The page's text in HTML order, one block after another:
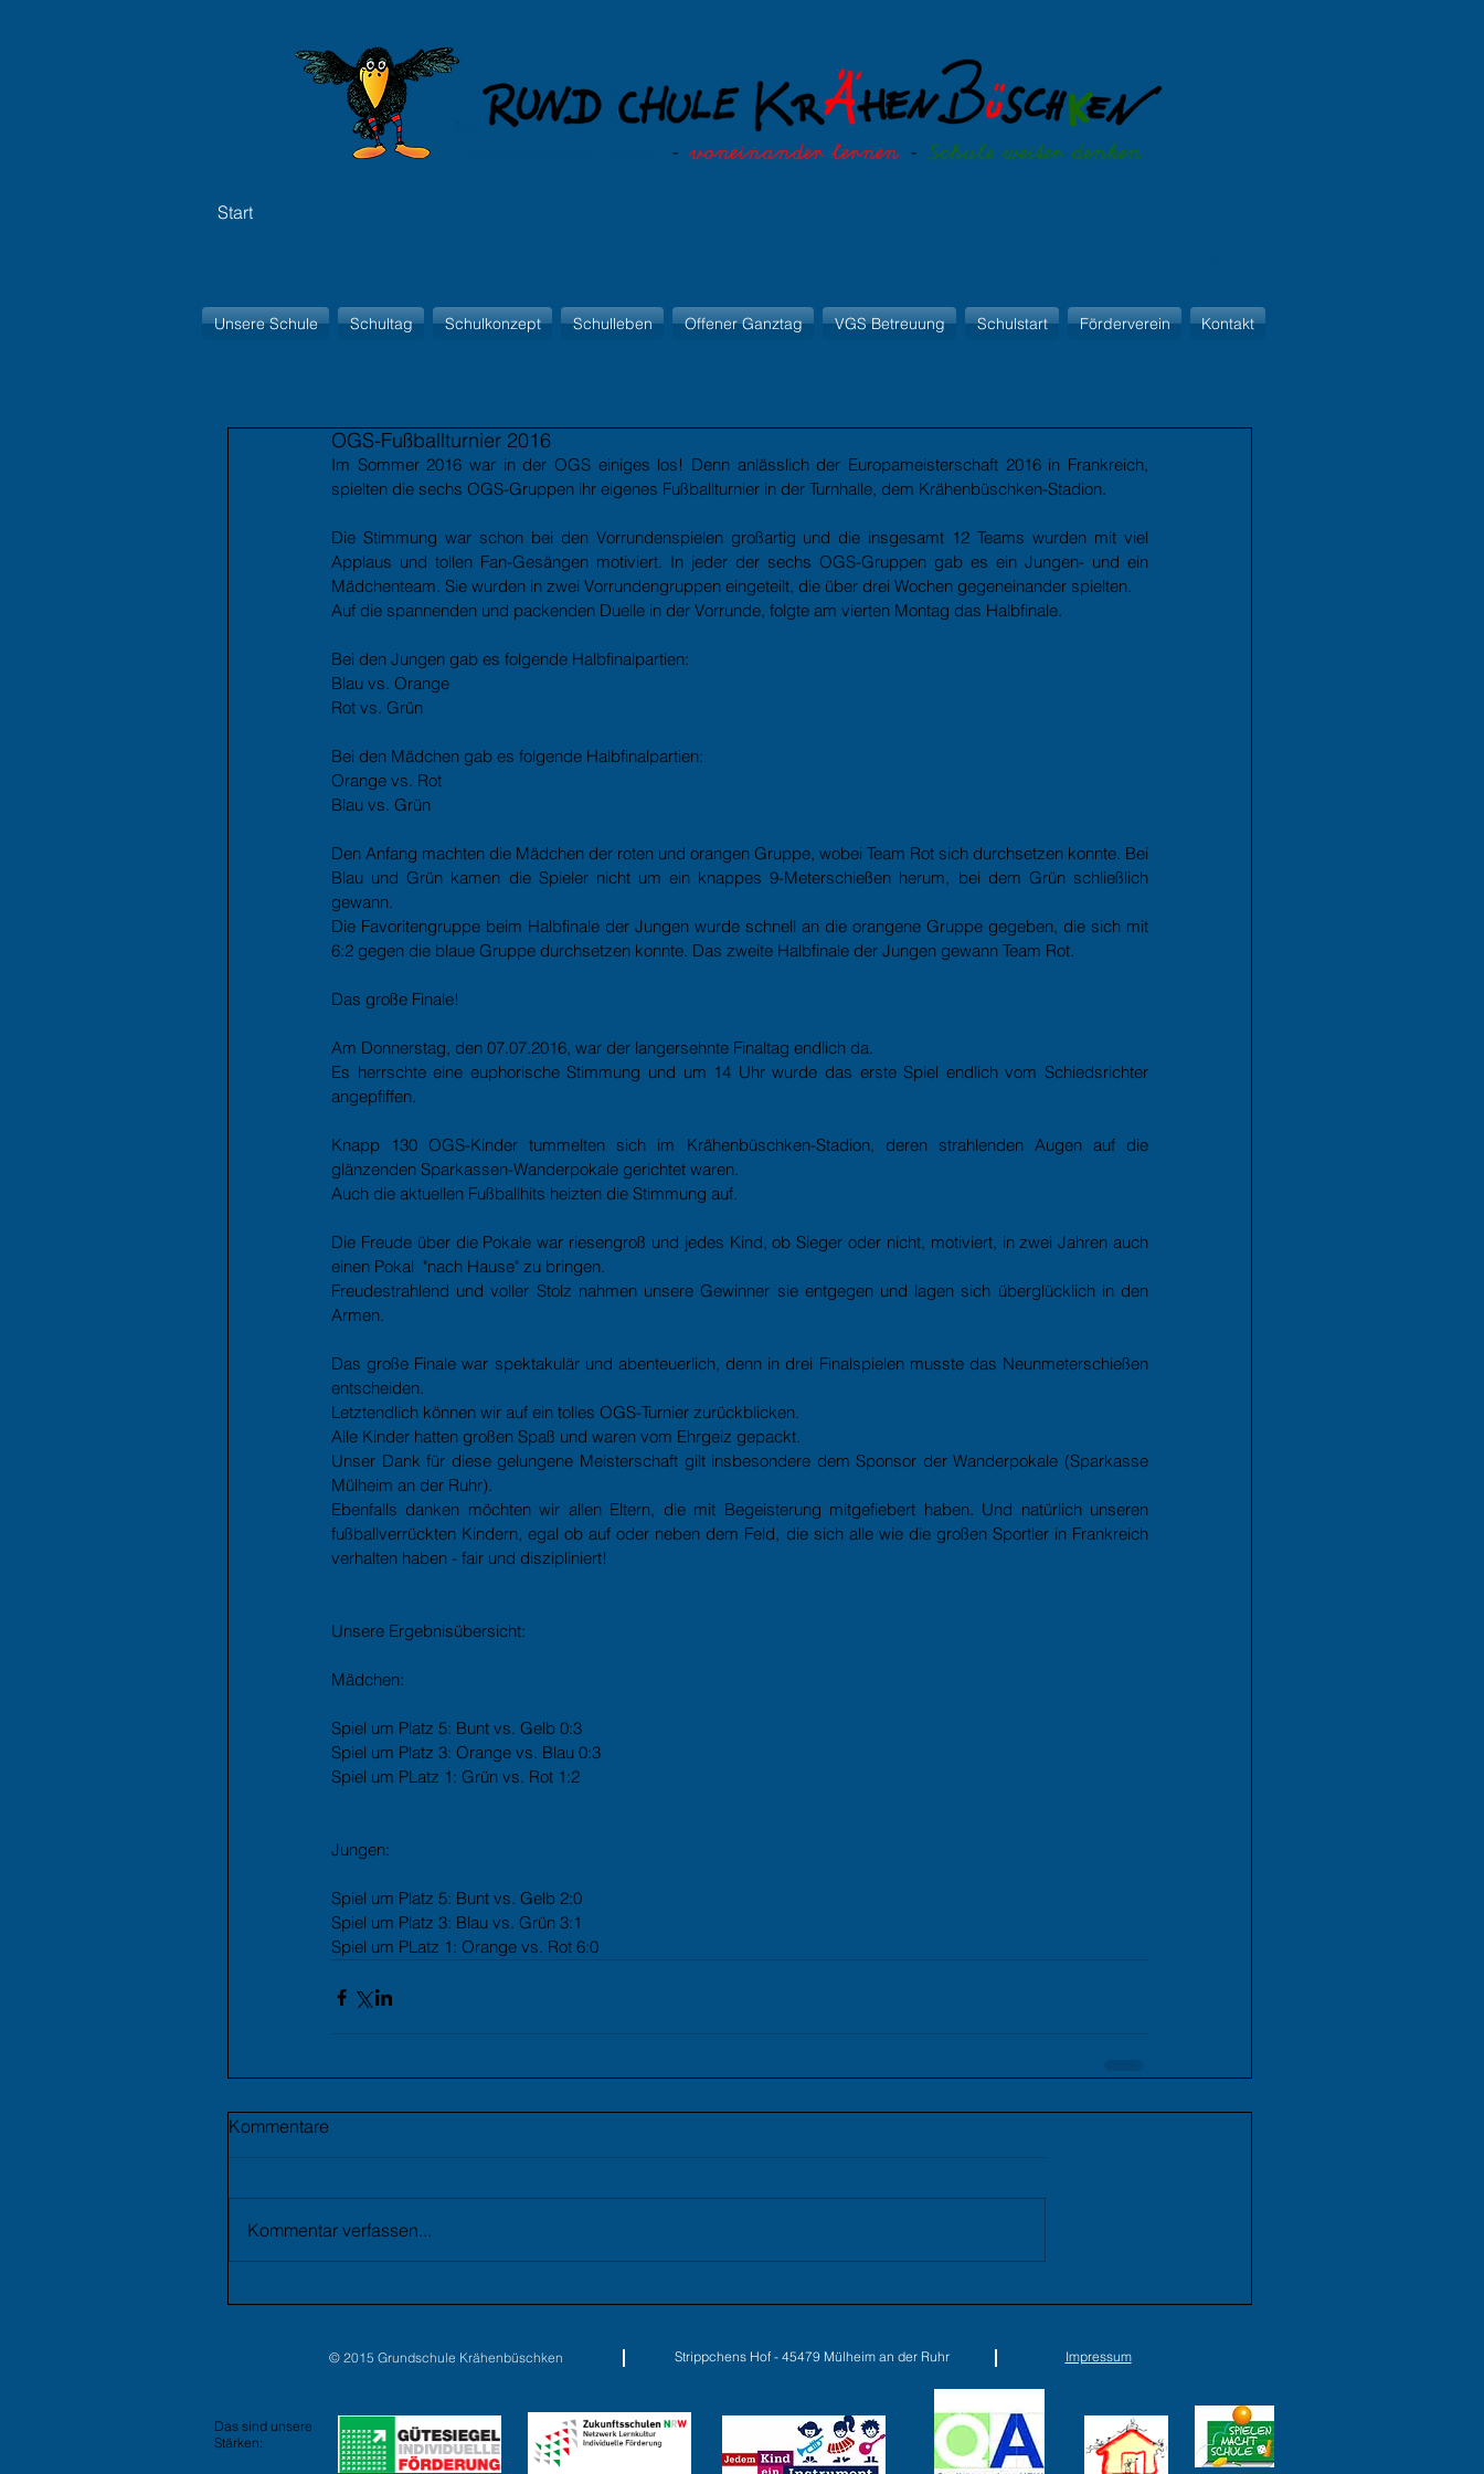
Start
Unsere Schule Schultag Schulkonzept Schulleben Offener Ganztag VGS Betreuung Schulstart Förderverein Kontakt
OGS-Fußballturnier 2016
Im Sommer 2016 war in der OGS einiges los! Denn anlässlich der Europameisterschaft 2016 in Frankreich,
spielten die sechs OGS-Gruppen ihr eigenes Fußballturnier in der Turnhalle, dem Krähenbüschken-Stadion.
Die Stimmung war schon bei den Vorrundenspielen großartig und die insgesamt 12 Teams wurden mit viel
Applaus und tollen Fan-Gesängen motiviert. In jeder der sechs OGS-Gruppen gab es ein Jungen- und ein
Mädchenteam. Sie wurden in zwei Vorrundengruppen eingeteilt, die über drei Wochen gegeneinander spielten.
Auf die spannenden und packenden Duelle in der Vorrunde, folgte am vierten Montag das Halbfinale.
Bei den Jungen gab es folgende Halbfinalpartien:
Blau vs. Orange
Rot vs. Grün
Bei den Mädchen gab es folgende Halbfinalpartien:
Orange vs. Rot
Blau vs. Grün
Den Anfang machten die Mädchen der roten und orangen Gruppe, wobei Team Rot sich durchsetzen konnte. Bei
Blau und Grün kamen die Spieler nicht um ein knappes 9-Meterschießen herum, bei dem Grün schließlich
gewann.
Die Favoritengruppe beim Halbfinale der Jungen wurde schnell an die orangene Gruppe gegeben, die sich mit
6:2 gegen die blaue Gruppe durchsetzen konnte. Das zweite Halbfinale der Jungen gewann Team Rot.
Das große Finale!
Am Donnerstag, den 07.07.2016, war der langersehnte Finaltag endlich da.
Es herrschte eine euphorische Stimmung und um 14 Uhr wurde das erste Spiel endlich vom Schiedsrichter
angepfiffen.
Knapp 130 OGS-Kinder tummelten sich im Krähenbüschken-Stadion, deren strahlenden Augen auf die
glänzenden Sparkassen-Wanderpokale gerichtet waren.
Auch die aktuellen Fußballhits heizten die Stimmung auf.
Die Freude über die Pokale war riesengroß und jedes Kind, ob Sieger oder nicht, motiviert, in zwei Jahren auch
einen Pokal  "nach Hause" zu bringen.
Freudestrahlend und voller Stolz nahmen unsere Gewinner sie entgegen und lagen sich überglücklich in den
Armen.
Das große Finale war spektakulär und abenteuerlich, denn in drei Finalspielen musste das Neunmeterschießen
entscheiden.
Letztendlich können wir auf ein tolles OGS-Turnier zurückblicken.
Alle Kinder hatten großen Spaß und waren vom Ehrgeiz gepackt.
Unser Dank für diese gelungene Meisterschaft gilt insbesondere dem Sponsor der Wanderpokale (Sparkasse
Mülheim an der Ruhr).
Ebenfalls danken möchten wir allen Eltern, die mit Begeisterung mitgefiebert haben. Und natürlich unseren
fußballverrückten Kindern, egal ob auf oder neben dem Feld, die sich alle wie die großen Sportler in Frankreich
verhalten haben - fair und diszipliniert!
Unsere Ergebnisübersicht:
Mädchen:
Spiel um Platz 5: Bunt vs. Gelb 0:3
Spiel um Platz 3: Orange vs. Blau 0:3
Spiel um PLatz 1: Grün vs. Rot 1:2
Jungen:
Spiel um Platz 5: Bunt vs. Gelb 2:0
Spiel um Platz 3: Blau vs. Grün 3:1
Spiel um PLatz 1: Orange vs. Rot 6:0
Kommentare
Kommentar verfassen...
© 2015 Grundschule Krähenbüschken Strippchens Hof - 45479 Mülheim an der Ruhr Impressum
Das sind unsere
Stärken: